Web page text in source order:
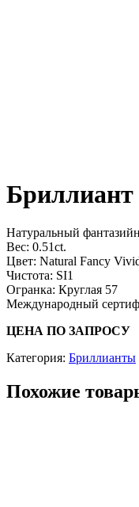
Бриллиант
Натуральный
Вес: 0.51сt.
Цвет: Natural Fancy
Чистота: SI1
Огранка: Круглая 57
Международный
ЦЕНА ПО ЗАПРОСУ
Категория: Бриллианты
Похожие